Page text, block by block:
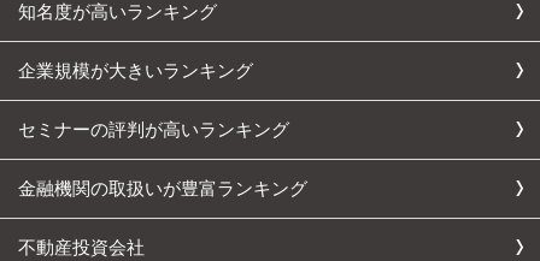
知名度が高いランキング
企業規模が大きいランキング
セミナーの評判が高いランキング
金融機関の取扱いが豊富ランキング
不動産投資会社